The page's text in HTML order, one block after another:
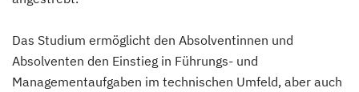
Das Studium ermöglicht den Absolventinnen und
Absolventen den Einstieg in Führungs- und
Managementaufgaben im technischen Umfeld, aber auch